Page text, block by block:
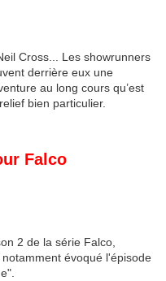
Cross... Les showrunners
derrière eux une
au long cours qu’est
bien particulier.
Falco
2 de la série Falco,
évoqué l'épisode